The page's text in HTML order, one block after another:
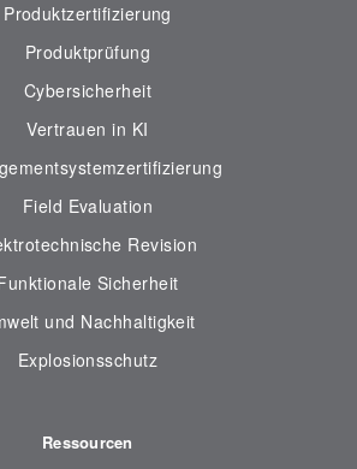
Produktzertifizierung
Produktprüfung
Cybersicherheit
Vertrauen in KI
Field Evaluation
Revision
Sicherheit
und Nachhaltigkeit
Explosionsschutz
Ressourcen